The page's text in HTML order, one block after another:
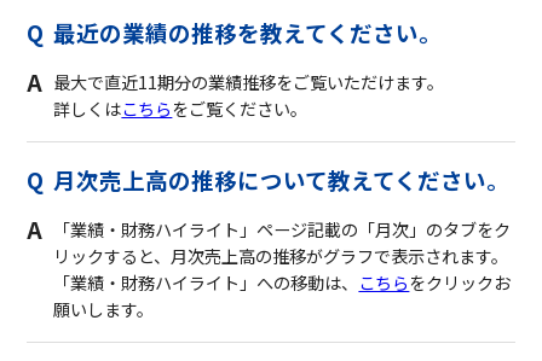
最近の業績の推移を教えてください。
最大で直近11期分の業績推移をご覧いただけます。
詳しくはこちら をご覧ください。
月次売上高の推移について教えてください。
「業績・財務ハイライト」ページ記載の「月次」のタブをク
リックすると、月次売上高の推移がグラフで表示されます。
「業績・財務ハイライト」への移動は、 こちら をクリックお
願いします。